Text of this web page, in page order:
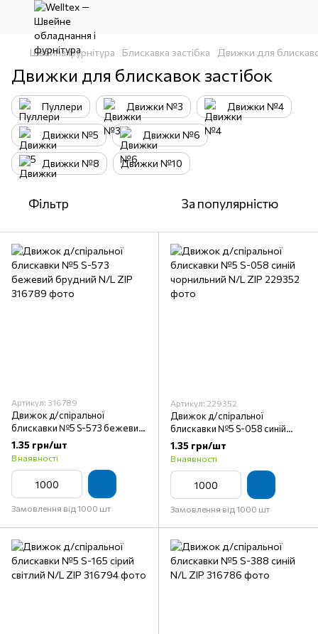
Швейна фурнітура Блискавка застібка Движки для
Движки для блискавок застібок
Пуллери Движки №3 Движки №4
Движки №5 Движки №6
Движки №8 Движки №10
Фільтр За популярністю
Артикул: 316789
Движок д/спіральної
блискавки №5 S-573 бежевий
брудний N/L ZIP
1.35 грн/шт
В наявності
Замовлення від 1000 шт
Артикул: 229352
Движок д/спіральної
блискавки №5 S-058 синій
чорнильний N/L ZIP
1.35 грн/шт
В наявності
Замовлення від 1000 шт